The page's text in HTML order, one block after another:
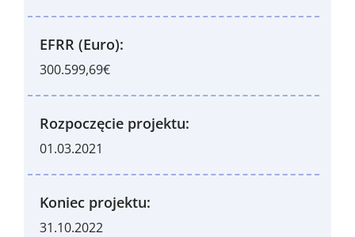
EFRR (Euro):
300.599,69€
Rozpoczęcie projektu:
01.03.2021
Koniec projektu:
31.10.2022